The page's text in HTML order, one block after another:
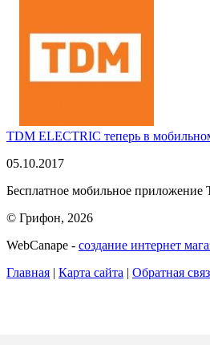
TDM ELECTRIC теперь в
05.10.2017
Бесплатное мобильное
© Грифон, 2026
WebCanape - создание интернет
Главная | Карта сайта | Обратная